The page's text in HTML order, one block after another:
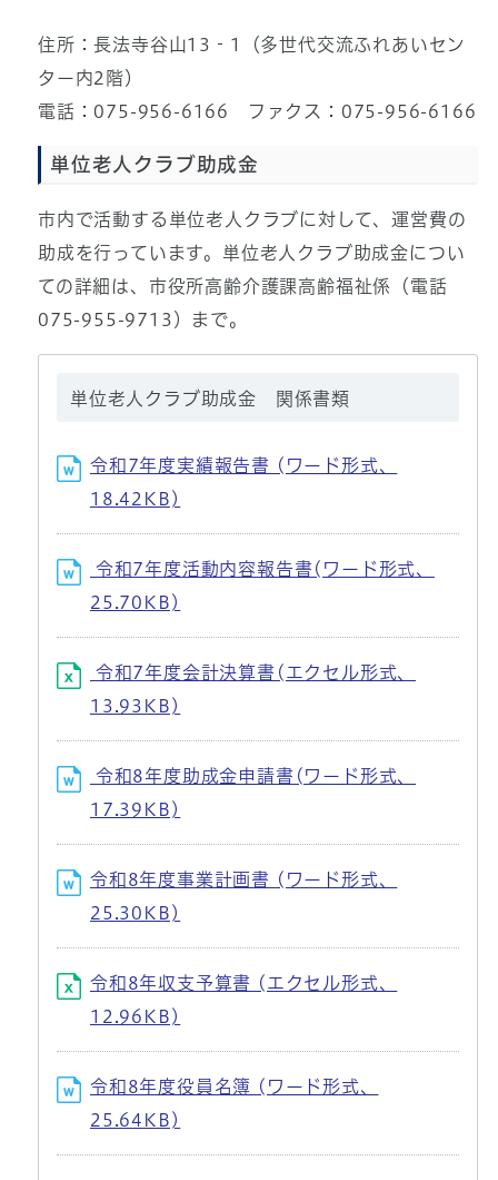
住所：長法寺谷山13‐1（多世代交流ふれあいセン
ター内2階）
電話：075-956-6166 ファクス：075-956-6166
単位老人クラブ助成金
市内で活動する単位老人クラブに対して、運営費の
助成を行っています。単位老人クラブ助成金につい
ての詳細は、市役所高齢介護課高齢福祉係（電話
075-955-9713）まで。
単位老人クラブ助成金 関係書類
令和7年度実績報告書 (ワード形式、
18.42KB)
令和7年度活動内容報告書(ワード形式、
25.70KB)
令和7年度会計決算書(エクセル形式、
13.93KB)
令和8年度助成金申請書(ワード形式、
17.39KB)
令和8年度事業計画書 (ワード形式、
25.30KB)
令和8年収支予算書 (エクセル形式、
12.96KB)
令和8年度役員名簿 (ワード形式、
25.64KB)